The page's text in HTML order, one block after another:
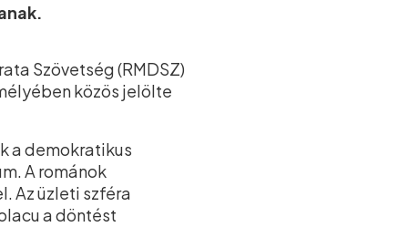
Szövetség (RMDSZ)
közös jelölte
a demokratikus
A románok
Az üzleti szféra
a döntést